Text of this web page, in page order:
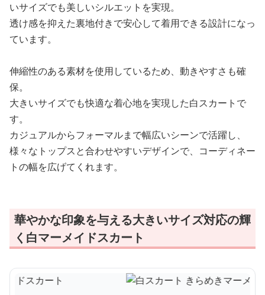
いサイズでも美しいシルエットを実現。
透け感を抑えた裏地付きで安心して着用できる設計になっ
ています。
伸縮性のある素材を使用しているため、動きやすさも確
保。
大きいサイズでも快適な着心地を実現した白スカートで
す。
カジュアルからフォーマルまで幅広いシーンで活躍し、
様々なトップスと合わせやすいデザインで、コーディネー
トの幅を広げてくれます。
華やかな印象を与える大きいサイズ対応の輝
く白マーメイドスカート